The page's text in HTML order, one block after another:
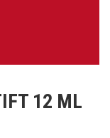
12 ML